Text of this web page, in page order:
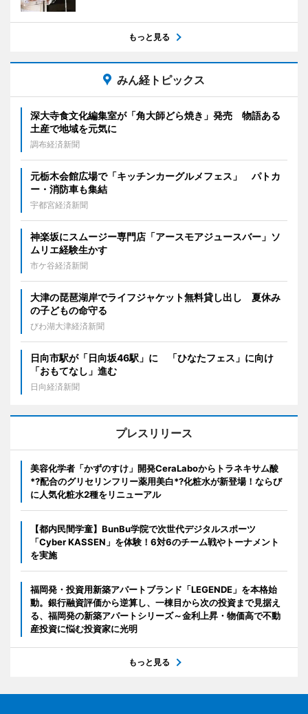
もっと見る
みん経トピックス
深大寺食文化編集室が「角大師どら焼き」発売 物語ある
土産で地域を元気に
調布経済新聞
元栃木会館広場で「キッチンカーグルメフェス」 パトカ
ー・消防車も集結
宇都宮経済新聞
神楽坂にスムージー専門店「アースモアジュースバー」ソ
ムリエ経験生かす
市ケ谷経済新聞
大津の琵琶湖岸でライフジャケット無料貸し出し 夏休み
の子どもの命守る
びわ湖大津経済新聞
日向市駅が「日向坂46駅」に 「ひなたフェス」に向け
「おもてなし」進む
日向経済新聞
プレスリリース
美容化学者「かずのすけ」開発CeraLaboからトラネキサム酸
*?配合のグリセリンフリー薬用美白*?化粧水が新登場！ならび
に人気化粧水2種をリニューアル
【都内民間学童】BunBu学院で次世代デジタルスポーツ
「Cyber KASSEN」を体験！6対6のチーム戦やトーナメント
を実施
福岡発・投資用新築アパートブランド「LEGENDE」を本格始
動。銀行融資評価から逆算し、一棟目から次の投資まで見据え
る、福岡発の新築アパートシリーズ～金利上昇・物価高で不動
産投資に悩む投資家に光明
もっと見る